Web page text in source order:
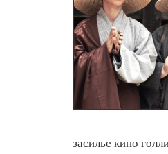
засилье кино